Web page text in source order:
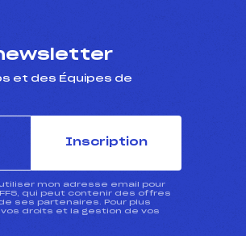
et des Équipes de
Inscription
utiliser mon adresse email pour
qui peut contenir des offres
ses partenaires. Pour plus
droits et la gestion de vos